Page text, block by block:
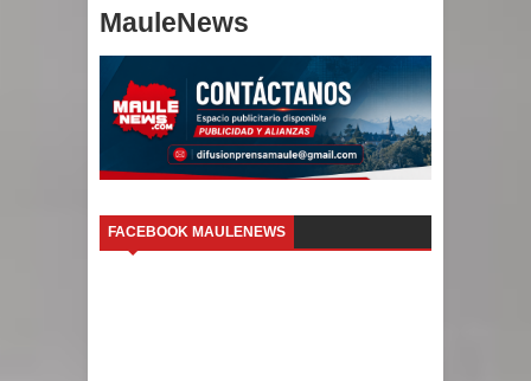
MauleNews
FACEBOOK MAULENEWS